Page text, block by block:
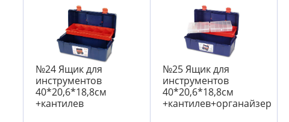
№24 Ящик для
инструментов
40*20,6*18,8см
+кантилев
№25 Ящик для
инструментов
40*20,6*18,8см
+кантилев+органайзер